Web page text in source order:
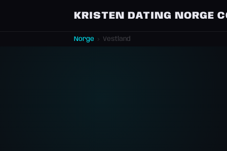
KRISTEN DATING NORGE
Norge › Vestland